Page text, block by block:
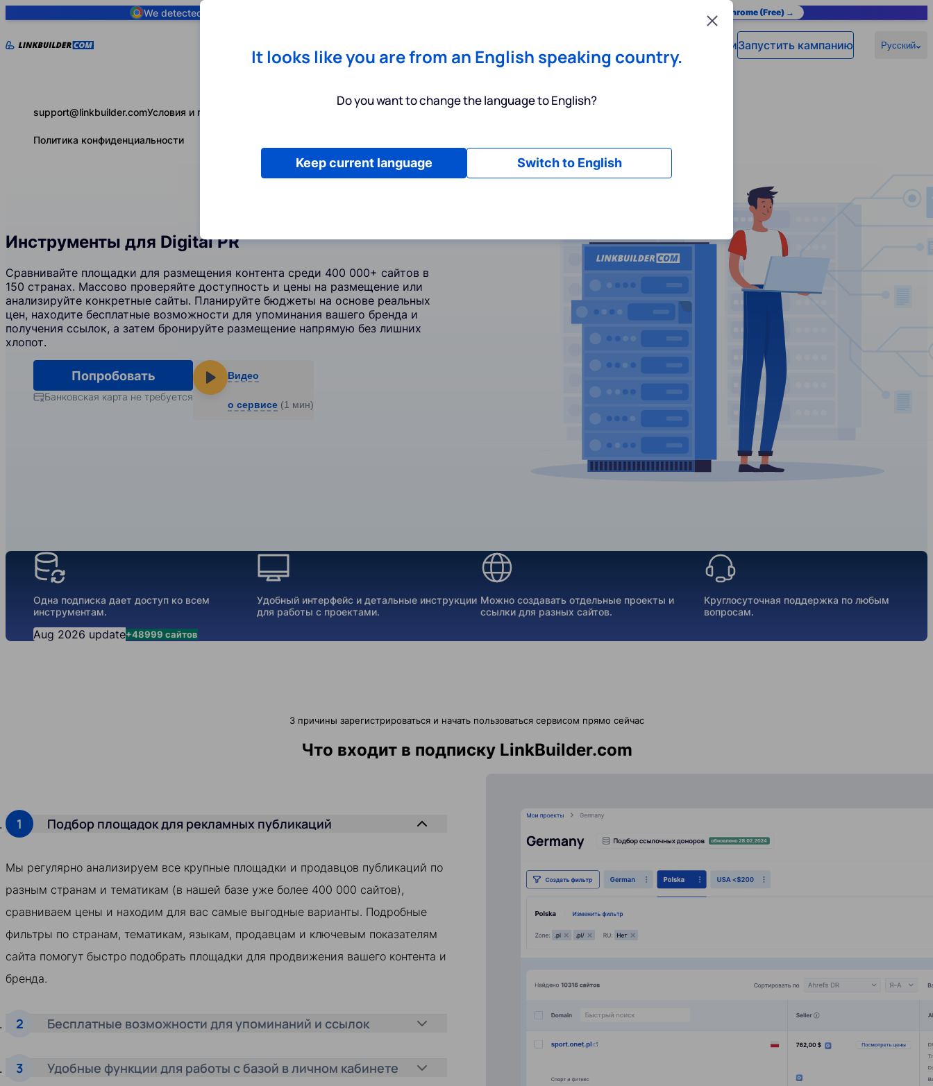
We detected you are using Add to Chrome (Free) →
ВойтиЗапустить кампанию Русский
support@linkbuilder.comУсловия и положения
Политика конфиденциальности
Инструменты для Digital PR
Сравнивайте площадки для размещения контента среди 400 000+ сайтов в
150 странах. Массово проверяйте доступность и цены на размещение или
анализируйте конкретные сайты. Планируйте бюджеты на основе реальных
цен, находите бесплатные возможности для упоминания вашего бренда и
получения ссылок, а затем бронируйте размещение напрямую без лишних
хлопот.
Попробовать
Банковская карта не требуется
Видео
о сервисе (1 мин)
Our Features
Одна подписка дает доступ ко всем
инструментам.
Aug 2026 update+48999 сайтов
Удобный интерфейс и детальные инструкции
для работы с проектами.
Можно создавать отдельные проекты и
ссылки для разных сайтов.
Круглосуточная поддержка по любым
вопросам.
3 причины зарегистрироваться и начать пользоваться сервисом прямо сейчас
Что входит в подписку LinkBuilder.com
Подбор площадок для рекламных публикаций
Мы регулярно анализируем все крупные площадки и продавцов публикаций по
разным странам и тематикам (в нашей базе уже более 400 000 сайтов),
сравниваем цены и находим для вас самые выгодные варианты. Подробные
фильтры по странам, тематикам, языкам, продавцам и ключевым показателям
сайта помогут быстро подобрать площадки для продвижения вашего контента и
бренда.
Бесплатные возможности для упоминаний и ссылок
Удобные функции для работы с базой в личном кабинете
Close
It looks like you are from an English speaking country.
Do you want to change the language to English?
Switch to English
Keep current language